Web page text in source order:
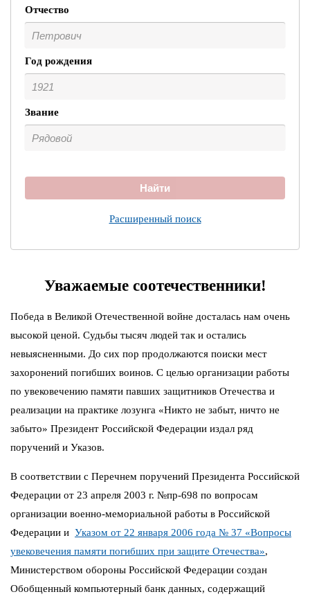
Отчество
Год рождения
Звание
Найти
Расширенный поиск
Уважаемые соотечественники!
Победа в Великой Отечественной войне досталась нам очень
высокой ценой. Судьбы тысяч людей так и остались
невыясненными. До сих пор продолжаются поиски мест
захоронений погибших воинов. С целью организации работы
по увековечению памяти павших защитников Отечества и
реализации на практике лозунга «Никто не забыт, ничто не
забыто» Президент Российской Федерации издал ряд
поручений и Указов.
В соответствии с Перечнем поручений Президента Российской
Федерации от 23 апреля 2003 г. №пр-698 по вопросам
организации военно-мемориальной работы в Российской
Федерации и Указом от 22 января 2006 года № 37 «Вопросы
увековечения памяти погибших при защите Отечества»,
Министерством обороны Российской Федерации создан
Обобщенный компьютерный банк данных, содержащий